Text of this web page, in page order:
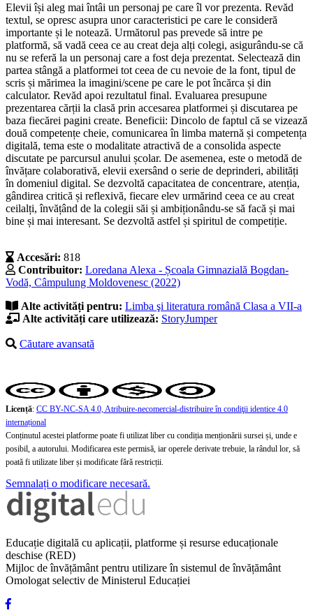
Elevii își aleg mai întâi un personaj pe care îl vor prezenta. Revăd
textul, se opresc asupra unor caracteristici pe care le consideră
importante și le notează. Următorul pas prevede să intre pe
platformă, să vadă ceea ce au creat deja alți colegi, asigurându-se că
nu se referă la un personaj care a fost deja prezentat. Selectează din
partea stângă a platformei tot ceea de cu nevoie de la font, tipul de
scris și mărimea la imagini/scene pe care le pot încărca și din
calculator. Revăd apoi rezultatul final. Evaluarea presupune
prezentarea cărții la clasă prin accesarea platformei și discutarea pe
baza fiecărei pagini create. Beneficii: Dincolo de faptul că se vizează
două competențe cheie, comunicarea în limba maternă și competența
digitală, tema este o modalitate atractivă de a consolida aspecte
discutate pe parcursul anului școlar. De asemenea, este o metodă de
învățare colaborativă, elevii exersând o serie de deprinderi, abilități
în domeniul digital. Se dezvoltă capacitatea de concentrare, atenția,
gândirea critică și reflexivă, fiecare elev urmărind ceea ce au creat
ceilalți, învățând de la colegii săi și ambiționându-se să facă și mai
bine și mai interesant. Se dezvoltă astfel și spiritul de competiție.
Accesări: 818
Contribuitor: Loredana Alexa - Școala Gimnazială Bogdan-
Vodă, Câmpulung Moldovenesc (2022)
Alte activități pentru: Limba şi literatura română Clasa a VII-a
Alte activități care utilizează: StoryJumper
Căutare avansată
Licență: CC BY-NC-SA 4.0, Atribuire-necomercial-distribuire în condiţii identice 4.0
internațional
Conținutul acestei platforme poate fi utilizat liber cu condiția menționării sursei și, unde e
posibil, a autorului. Modificarea este permisă, iar operele derivate trebuie, la rândul lor, să
poată fi utilizate liber și modificate fără restricții.
Semnalați o modificare necesară.
Educație digitală cu aplicații, platforme și resurse educaționale
deschise (RED)
Mijloc de învățământ pentru utilizare în sistemul de învățământ
Omologat selectiv de Ministerul Educației